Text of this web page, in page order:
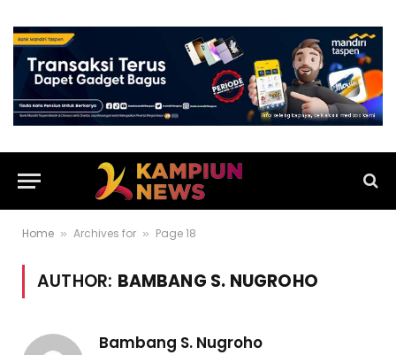
Home » Archives for » Page 18
AUTHOR: BAMBANG S. NUGROHO
Bambang S. Nugroho